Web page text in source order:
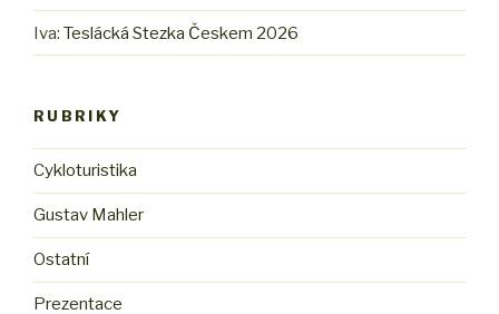
Iva: Teslácká Stezka Českem 2026
RUBRIKY
Cykloturistika
Gustav Mahler
Ostatní
Prezentace